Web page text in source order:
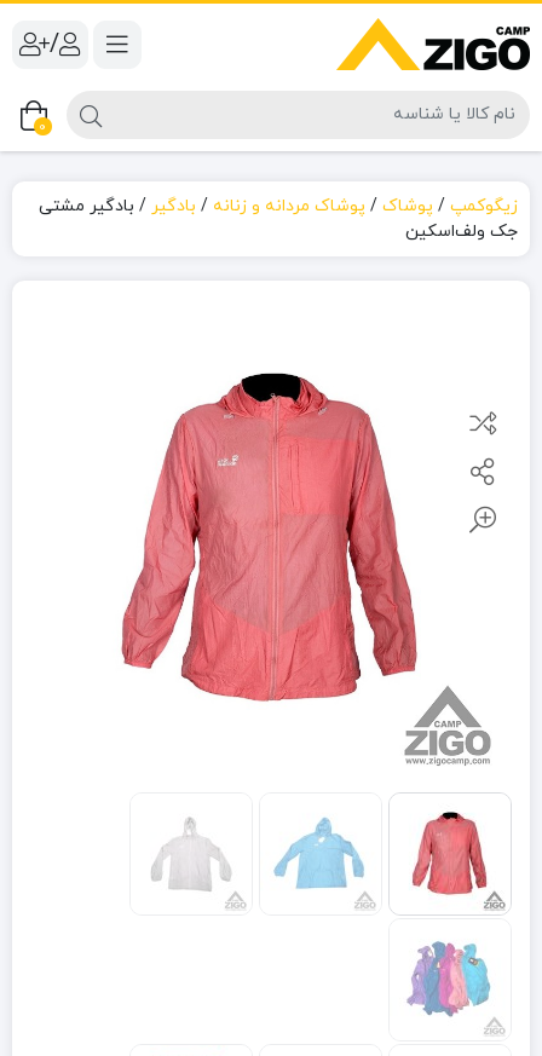
/
0
زیگوکمپ / پوشاک / پوشاک مردانه و زنانه / بادگیر / بادگیر مشتی
جک ‌ولف‌اسکین